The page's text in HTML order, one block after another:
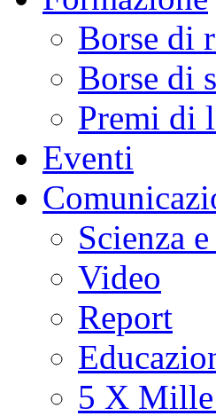
Borse di
Borse di
Premi di
Eventi
Scienza
Video
Report
5 X